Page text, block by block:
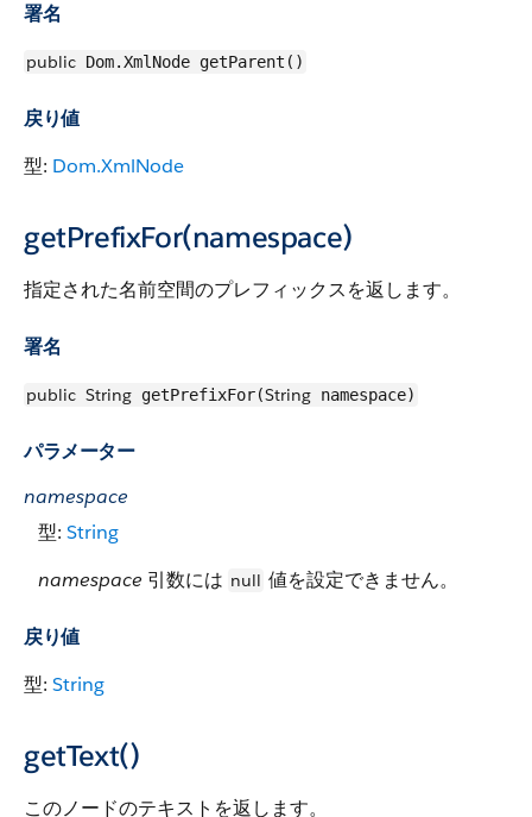
署名
public Dom.XmlNode getParent()
戻り値
型: Dom.XmlNode
getPrefixFor(namespace)
指定された名前空間のプレフィックスを返します。
署名
public String getPrefixFor(String namespace)
パラメーター
namespace
型: String
namespace 引数には null 値を設定できません。
戻り値
型: String
getText()
このノードのテキストを返します。